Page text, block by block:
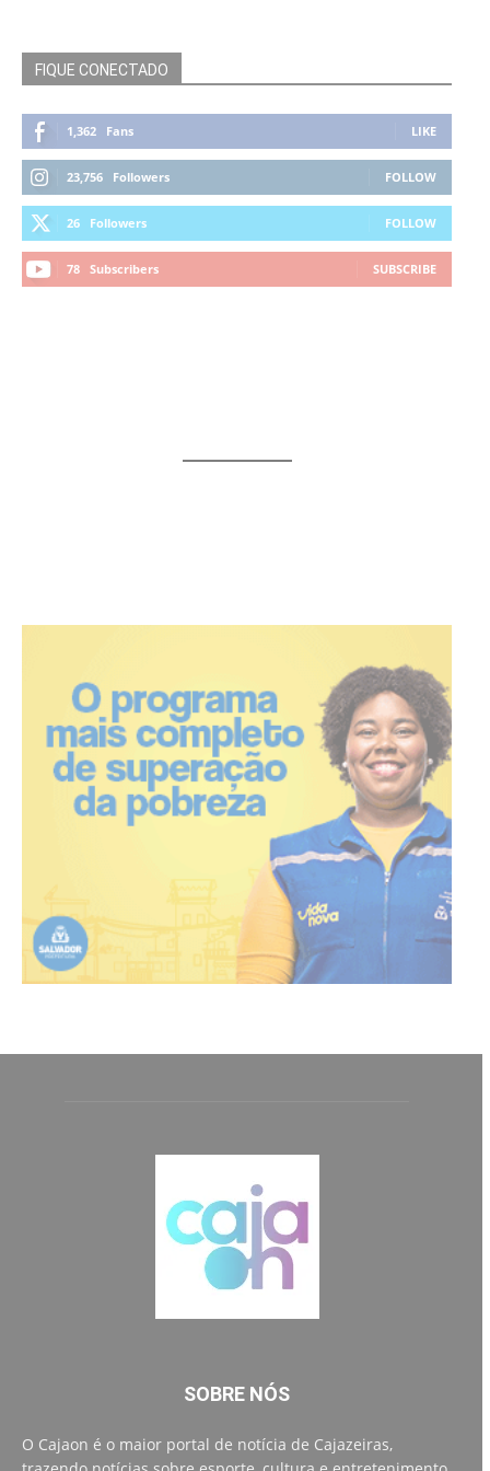
FIQUE CONECTADO
1,362 Fans LIKE
23,756 Followers FOLLOW
26 Followers FOLLOW
78 Subscribers SUBSCRIBE
SOBRE NÓS
O Cajaon é o maior portal de notícia de Cajazeiras,